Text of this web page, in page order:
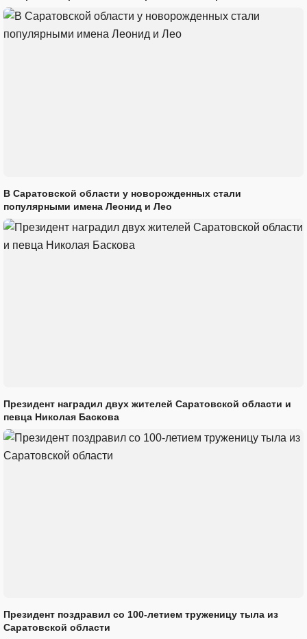
В Саратовской области у новорожденных стали
популярными имена Леонид и Лео
Президент наградил двух жителей Саратовской области и
певца Николая Баскова
Президент поздравил со 100-летием труженицу тыла из
Саратовской области